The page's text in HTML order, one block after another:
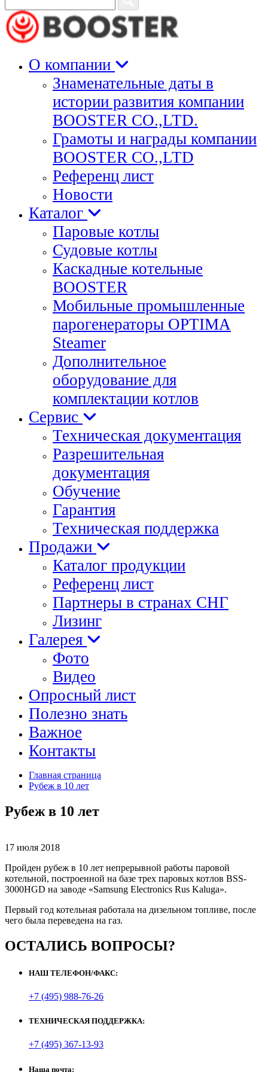
для
поиска:
О компании
Знаменательные даты в
истории развития компании
BOOSTER CO.,LTD.
Грамоты и награды компании
BOOSTER CO.,LTD
Референц лист
Новости
Каталог
Паровые котлы
Судовые котлы
Каскадные котельные
BOOSTER
Мобильные промышленные
парогенераторы OPTIMA
Steamer
Дополнительное
оборудование для
комплектации котлов
Сервис
Техническая документация
Разрешительная
документация
Обучение
Гарантия
Техническая поддержка
Продажи
Каталог продукции
Референц лист
Партнеры в странах СНГ
Лизинг
Галерея
Фото
Видео
Опросный лист
Полезно знать
Важное
Контакты
Главная страница
Рубеж в 10 лет
Рубеж в 10 лет
17 июля 2018
Пройден рубеж в 10 лет непрерывной работы паровой
котельной, построенной на базе трех паровых котлов BSS-
3000HGD на заводе «Samsung Electronics Rus Kaluga».
Первый год котельная работала на дизельном топливе, после
чего была переведена на газ.
ОСТАЛИСЬ ВОПРОСЫ?
НАШ ТЕЛЕФОН/ФАКС:
+7 (495) 988-76-26
ТЕХНИЧЕСКАЯ ПОДДЕРЖКА:
+7 (495) 367-13-93
Наша почта: